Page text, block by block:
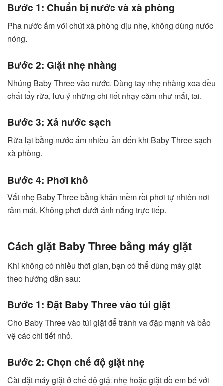
Bước 1: Chuẩn bị nước và xà phòng
Pha nước ấm với chút xà phòng dịu nhẹ, không dùng nước
nóng.
Bước 2: Giặt nhẹ nhàng
Nhúng Baby Three vào nước. Dùng tay nhẹ nhàng xoa đều
chất tẩy rửa, lưu ý những chi tiết nhạy cảm như mắt, tai.
Bước 3: Xả nước sạch
Rửa lại bằng nước ấm nhiều lần đến khi Baby Three sạch
xà phòng.
Bước 4: Phơi khô
Vắt nhẹ Baby Three bằng khăn mềm rồi phơi tự nhiên nơi
râm mát. Không phơi dưới ánh nắng trực tiếp.
Cách giặt Baby Three bằng máy giặt
Khi không có nhiều thời gian, bạn có thể dùng máy giặt
theo hướng dẫn sau:
Bước 1: Đặt Baby Three vào túi giặt
Cho Baby Three vào túi giặt để tránh va đập mạnh và bảo
vệ các chi tiết nhỏ.
Bước 2: Chọn chế độ giặt nhẹ
Cài đặt máy giặt ở chế độ giặt nhẹ hoặc giặt đồ em bé với